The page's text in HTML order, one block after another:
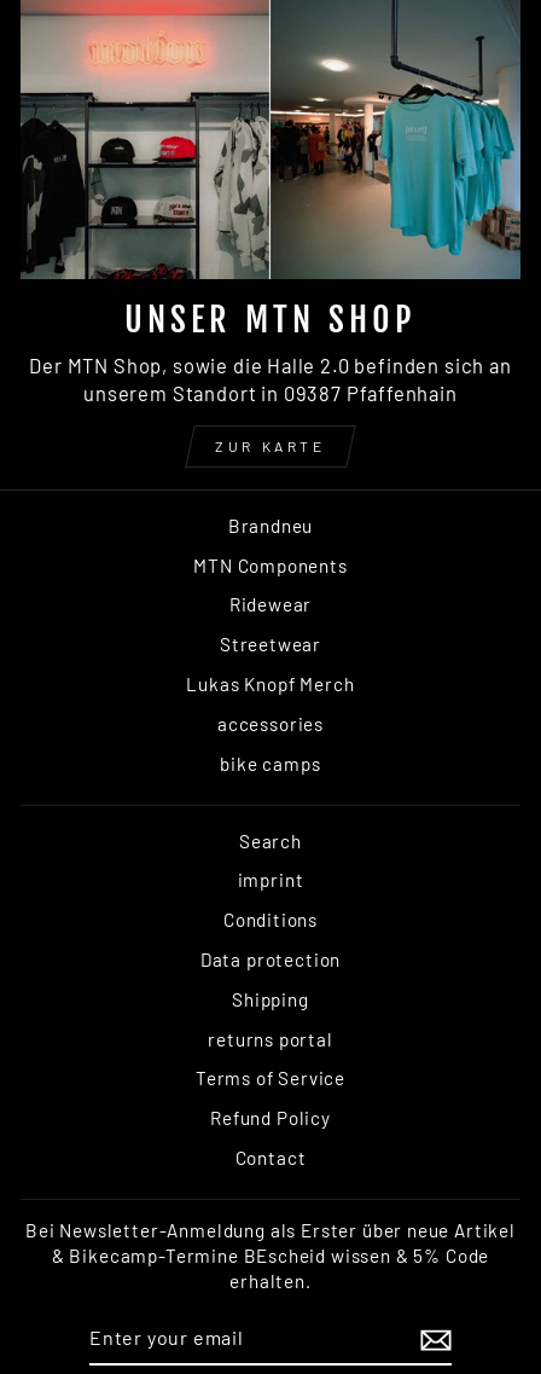
UNSER MTN SHOP
Der MTN Shop, sowie die Halle 2.0 befinden sich an
unserem Standort in 09387 Pfaffenhain
ZUR KARTE
Brandneu
MTN Components
Ridewear
Streetwear
Lukas Knopf Merch
accessories
bike camps
Search
imprint
Conditions
Data protection
Shipping
returns portal
Terms of Service
Refund Policy
Contact
Bei Newsletter-Anmeldung als Erster über neue Artikel
& Bikecamp-Termine BEscheid wissen & 5% Code
erhalten.